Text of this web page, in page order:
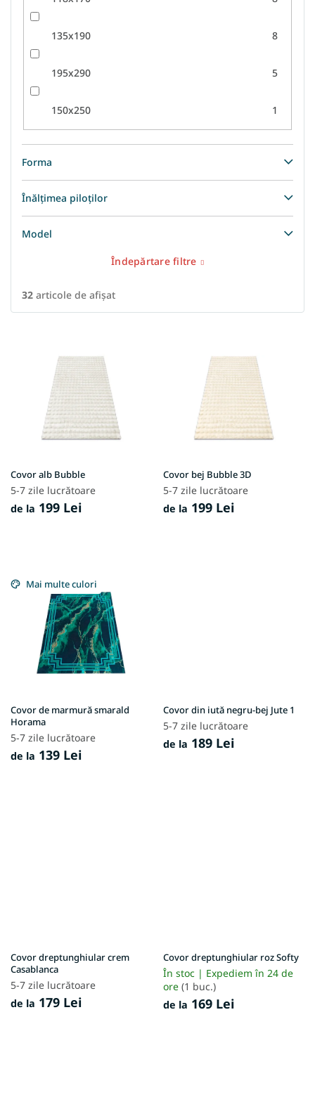
135x190 8
195x290 5
150x250 1
Forma
Înălțimea piloților
Model
Îndepărtare filtre
32 articole de afişat
u
s
e
Covor alb Bubble
5-7 zile lucrătoare
de la 199 Lei
Covor bej Bubble 3D
5-7 zile lucrătoare
de la 199 Lei
Mai multe culori
Covor de marmură smarald
Horama
5-7 zile lucrătoare
de la 139 Lei
Covor din iută negru-bej Jute 1
5-7 zile lucrătoare
de la 189 Lei
Covor dreptunghiular crem
Casablanca
5-7 zile lucrătoare
de la 179 Lei
Covor dreptunghiular roz Softy
În stoc | Expediem în 24 de
ore (1 buc.)
de la 169 Lei